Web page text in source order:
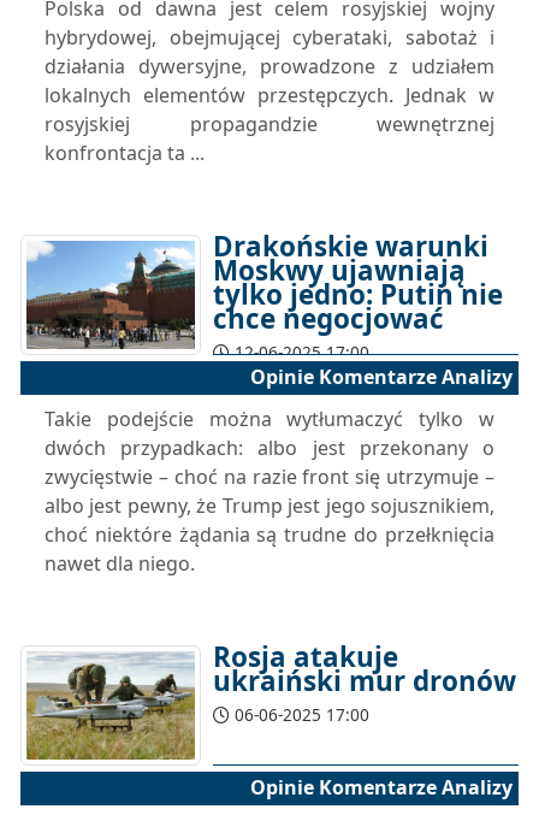
Polska od dawna jest celem rosyjskiej wojny
hybrydowej, obejmującej cyberataki, sabotaż i
działania dywersyjne, prowadzone z udziałem
lokalnych elementów przestępczych. Jednak w
rosyjskiej propagandzie wewnętrznej
konfrontacja ta ...
Drakońskie warunki
Moskwy ujawniają
tylko jedno: Putin nie
chce negocjować
12-06-2025 17:00
Opinie Komentarze Analizy
Takie podejście można wytłumaczyć tylko w
dwóch przypadkach: albo jest przekonany o
zwycięstwie – choć na razie front się utrzymuje –
albo jest pewny, że Trump jest jego sojusznikiem,
choć niektóre żądania są trudne do przełknięcia
nawet dla niego.
Rosja atakuje
ukraiński mur dronów
06-06-2025 17:00
Opinie Komentarze Analizy